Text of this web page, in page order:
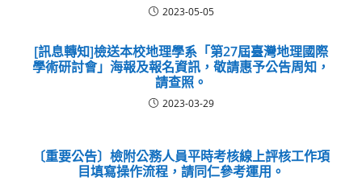
2023-05-05
[訊息轉知]檢送本校地理學系「第27屆臺灣地理國際
學術研討會」海報及報名資訊，敬請惠予公告周知，
請查照。
2023-03-29
〔重要公告〕檢附公務人員平時考核線上評核工作項
目填寫操作流程，請同仁參考運用。